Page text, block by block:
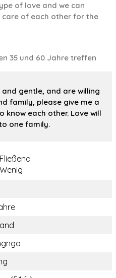
of love and we can
of each other for the
35 und 60 Jahre treffen
gentle, and are willing
family, please give me a
know each other. Love will
one family.
Fließend
Wenig